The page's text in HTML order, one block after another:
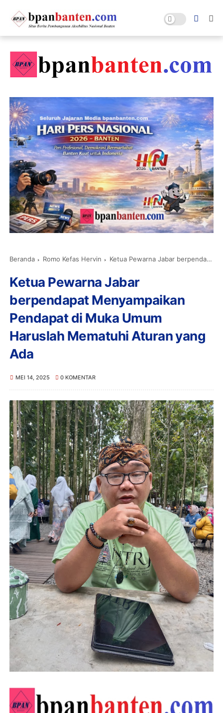
Beranda Romo Kefas Hervin Ketua Pewarna Jabar berpendapat Menyampaikan Pendapat di Muka Umum Haruslah Mematuhi Aturan yang Ada
Ketua Pewarna Jabar
berpendapat Menyampaikan
Pendapat di Muka Umum
Haruslah Mematuhi Aturan yang
Ada
MEI 14, 2025 0 KOMENTAR